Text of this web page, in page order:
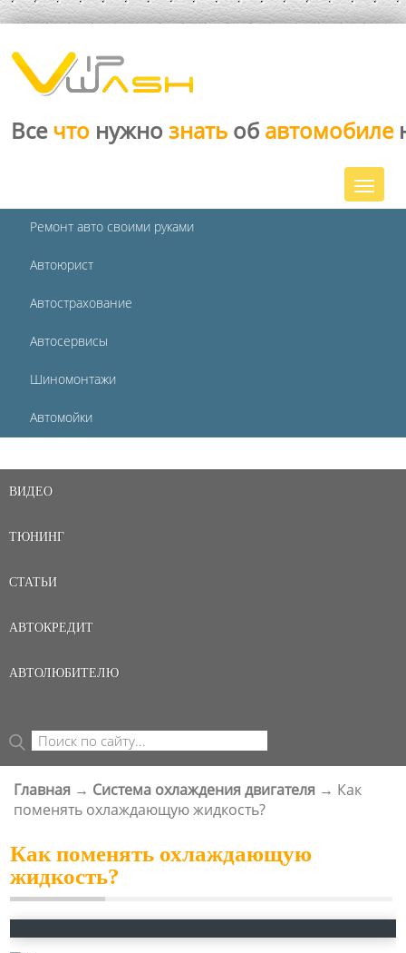
Все что нужно знать об автомобиле
Ремонт авто своими руками
Автоюрист
Автострахование
Автосервисы
Шиномонтажи
Автомойки
ВИДЕО
ТЮНИНГ
СТАТЬИ
АВТОКРЕДИТ
АВТОЛЮБИТЕЛЮ
ФОРМА ПОИСКА
Поиск
ВЫ ЗДЕСЬ
Главная → Система охлаждения двигателя → Как
поменять охлаждающую жидкость?
Как поменять охлаждающую
жидкость?